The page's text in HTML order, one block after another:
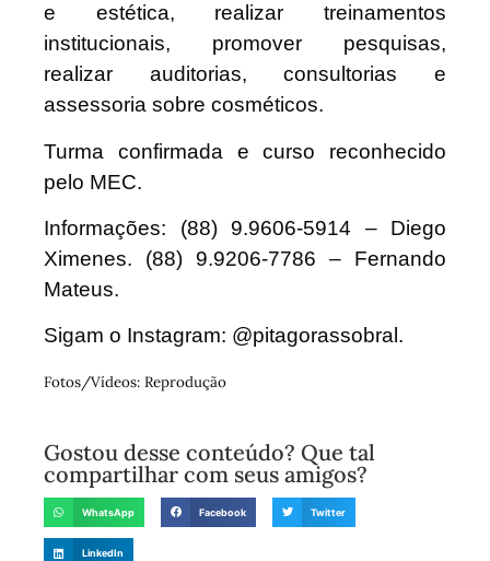
e estética, realizar treinamentos
institucionais, promover pesquisas,
realizar auditorias, consultorias e
assessoria sobre cosméticos.
Turma confirmada e curso reconhecido
pelo MEC.
Informações: (88) 9.9606-5914 – Diego
Ximenes. (88) 9.9206-7786 – Fernando
Mateus.
Sigam o Instagram: @pitagorassobral.
Fotos/Vídeos: Reprodução
Gostou desse conteúdo? Que tal
compartilhar com seus amigos?
WhatsApp Facebook Twitter
LinkedIn